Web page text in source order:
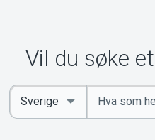
Vil du søke
Angi
nøkkelord
Select
Country